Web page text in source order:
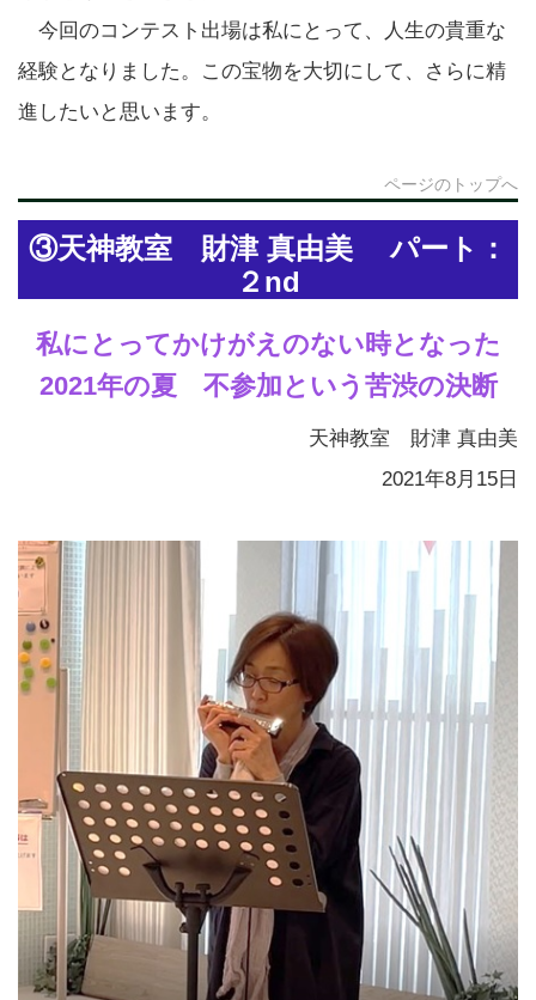
今回のコンテスト出場は私にとって、人生の貴重な
経験となりました。この宝物を大切にして、さらに精
進したいと思います。
ページのトップへ
③天神教室 財津 真由美 パート：
２nd
私にとってかけがえのない時となった
2021年の夏 不参加という苦渋の決断
天神教室 財津 真由美
2021年8月15日